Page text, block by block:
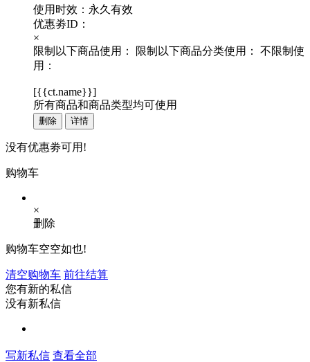
使用时效：永久有效
优惠劵ID：
×
限制以下商品使用：
限制以下商品分类使用：
不限制使
用：
[{{ct.name}}]
所有商品和商品类型均可使用
删除 详情
没有优惠劵可用!
购物车
×
删除
购物车空空如也!
清空购物车 前往结算
您有新的私信
没有新私信
写新私信 查看全部